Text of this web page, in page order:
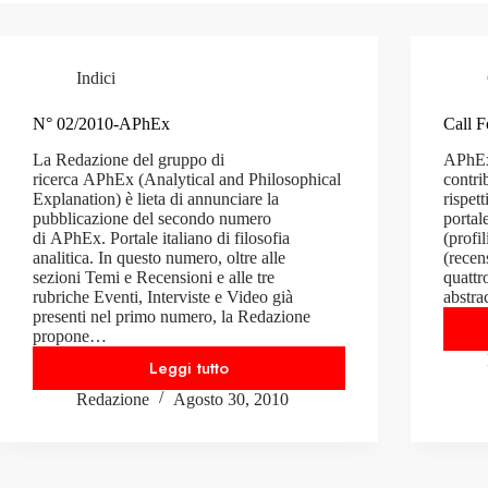
Indici
N° 02/2010-APhEx
La Redazione del gruppo di
ricerca APhEx (Analytical and Philosophical
Explanation) è lieta di annunciare la
pubblicazione del secondo numero
di APhEx. Portale italiano di filosofia
analitica. In questo numero, oltre alle
sezioni Temi e Recensioni e alle tre
rubriche Eventi, Interviste e Video già
presenti nel primo numero, la Redazione
propone…
Leggi tutto
N°
02/2010-
Redazione Agosto 30, 2010
Call